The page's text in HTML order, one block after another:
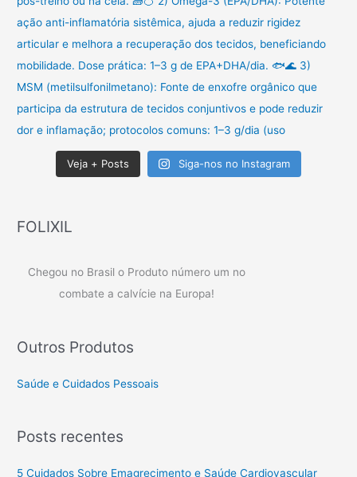
Veja + Posts Siga-nos no Instagram
FOLIXIL
Chegou no Brasil o Produto número um no
combate a calvície na Europa!
Outros Produtos
Saúde e Cuidados Pessoais
Posts recentes
5 Cuidados Sobre Emagrecimento e Saúde Cardiovascular